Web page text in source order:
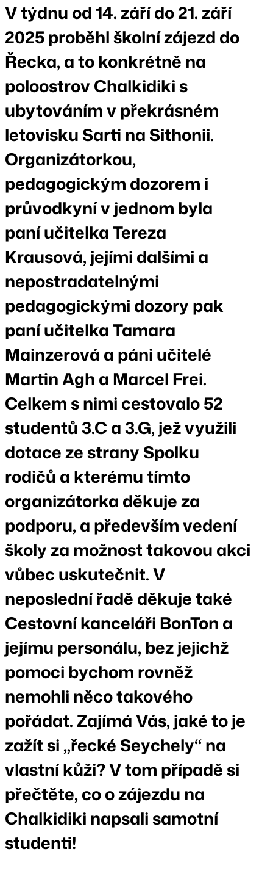
V týdnu od 14. září do 21. září
2025 proběhl školní zájezd do
Řecka, a to konkrétně na
poloostrov Chalkidiki s
ubytováním v překrásném
letovisku Sarti na Sithonii.
Organizátorkou,
pedagogickým dozorem i
průvodkyní v jednom byla
paní učitelka Tereza
Krausová, jejími dalšími a
nepostradatelnými
pedagogickými dozory pak
paní učitelka Tamara
Mainzerová a páni učitelé
Martin Agh a Marcel Frei.
Celkem s nimi cestovalo 52
studentů 3.C a 3.G, jež využili
dotace ze strany Spolku
rodičů a kterému tímto
organizátorka děkuje za
podporu, a především vedení
školy za možnost takovou akci
vůbec uskutečnit. V
neposlední řadě děkuje také
Cestovní kanceláři BonTon a
jejímu personálu, bez jejichž
pomoci bychom rovněž
nemohli něco takového
pořádat. Zajímá Vás, jaké to je
zažít si „řecké Seychely“ na
vlastní kůži? V tom případě si
přečtěte, co o zájezdu na
Chalkidiki napsali samotní
studenti!